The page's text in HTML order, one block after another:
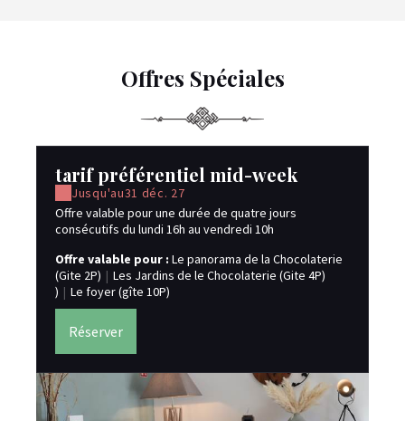
Offres Spéciales
tarif préférentiel mid-week
Jusqu'au31 déc. 27
Offre valable pour une durée de quatre jours
consécutifs du lundi 16h au vendredi 10h
Offre valable pour : Le panorama de la Chocolaterie
(Gite 2P) | Les Jardins de le Chocolaterie (Gite 4P)
) | Le foyer (gîte 10P)
Réserver